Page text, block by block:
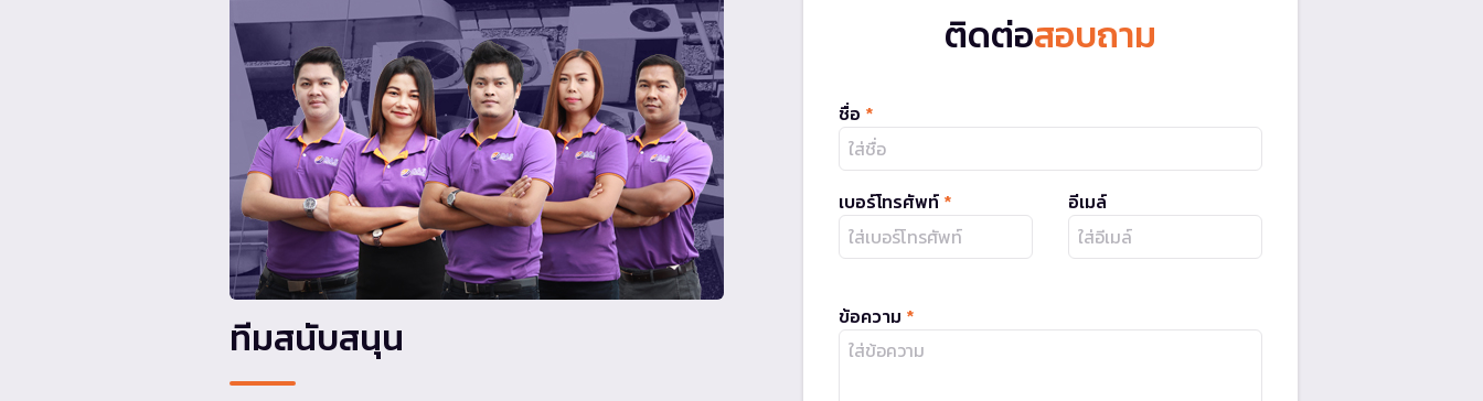
ติดต่อสอบถาม
ชื่อ *
เบอร์โทรศัพท์ * อีเมล์
ข้อความ *
ทีมสนับสนุน